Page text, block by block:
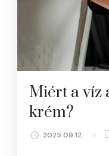
Miért a víz
krém?
2025.09.12.